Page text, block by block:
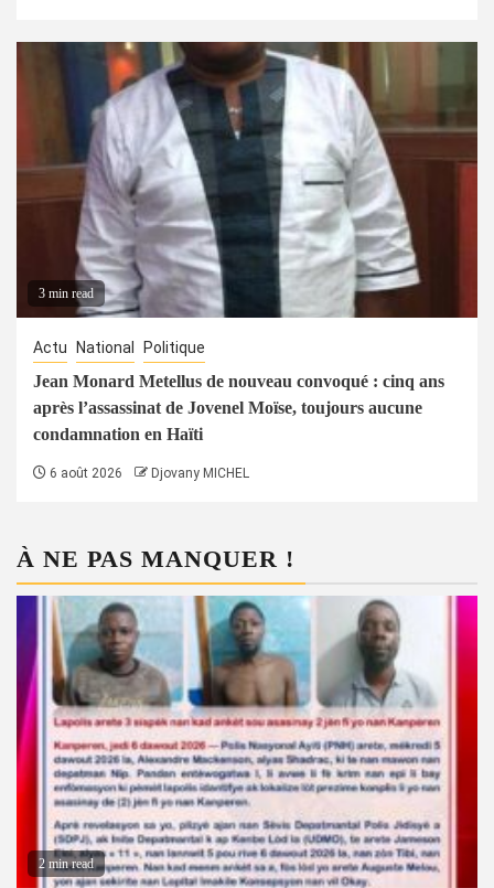
3 min read
Actu National Politique
Jean Monard Metellus de nouveau convoqué : cinq ans
après l’assassinat de Jovenel Moïse, toujours aucune
condamnation en Haïti
6 août 2026 Djovany MICHEL
À NE PAS MANQUER !
2 min read